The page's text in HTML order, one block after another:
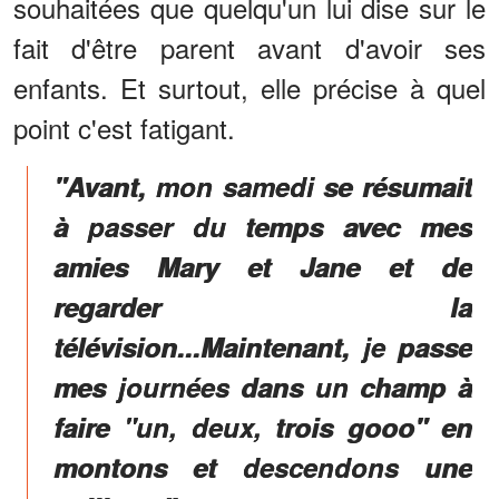
fait d'être parent avant d'avoir ses
enfants. Et surtout, elle précise à quel
point c'est fatigant.
"Avant, mon samedi se résumait
à passer du temps avec mes
amies Mary et Jane et de
regarder la
télévision...Maintenant, je passe
mes journées dans un champ à
faire "un, deux, trois gooo" en
montons et descendons une